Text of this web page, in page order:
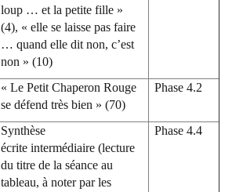
loup … et la petite fille »
(4), « elle se laisse pas faire
… quand elle dit non, c’est
non » (10)
« Le Petit Chaperon Rouge
se défend très bien » (70)
Phase 4.2
Synthèse
écrite intermédiaire (lecture
du titre de la séance au
tableau, à noter par les
Phase 4.4